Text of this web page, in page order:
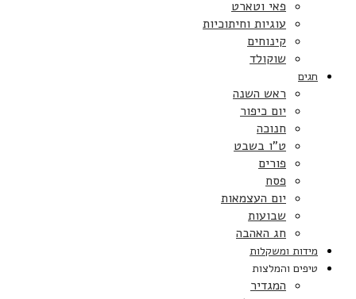
פאי וטארט
עוגיות וחיתוכיות
קינוחים
שוקולד
חגים
ראש השנה
יום כיפור
חנוכה
ט”ו בשבט
פורים
פסח
יום העצמאות
שבועות
חג האהבה
מידות ומשקלות
טיפים והמלצות
המגדיר